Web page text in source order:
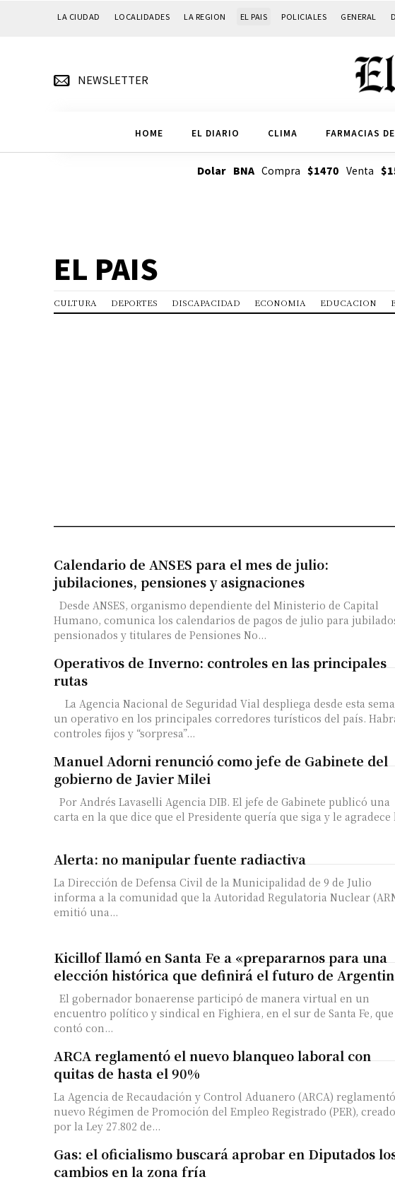
Suscribirme gratis
Dirección de correo
LA CIUDAD LOCALIDADES LA REGION EL PAIS POLICIALES GENERAL
NEWSLETTER
HOME EL DIARIO CLIMA FARMACIAS
Dolar BNACompra $1470 Venta
EL PAIS
CULTURA DEPORTES DISCAPACIDAD ECONOMIA EDUCACION
Calendario de ANSES para el mes de julio:
jubilaciones, pensiones y asignaciones
Desde ANSES, organismo dependiente del Ministerio de Capital
Humano, comunica los calendarios de pagos de julio para
pensionados y titulares de Pensiones No...
Operativos de Inverno: controles en las principales
rutas
La Agencia Nacional de Seguridad Vial despliega desde esta
un operativo en los principales corredores turísticos del país.
controles fijos y “sorpresa”...
Manuel Adorni renunció como jefe de Gabinete del
gobierno de Javier Milei
Por Andrés Lavaselli Agencia DIB. El jefe de Gabinete publicó una
carta en la que dice que el Presidente quería que siga y le agradece
Alerta: no manipular fuente radiactiva
La Dirección de Defensa Civil de la Municipalidad de 9 de Julio
informa a la comunidad que la Autoridad Regulatoria Nuclear
emitió una...
Kicillof llamó en Santa Fe a «prepararnos para una
elección histórica que definirá el futuro de
El gobernador bonaerense participó de manera virtual en un
encuentro político y sindical en Fighiera, en el sur de Santa Fe, que
contó con...
ARCA reglamentó el nuevo blanqueo laboral con
quitas de hasta el 90%
La Agencia de Recaudación y Control Aduanero (ARCA)
nuevo Régimen de Promoción del Empleo Registrado (PER), creado
por la Ley 27.802 de...
Gas: el oficialismo buscará aprobar en Diputados
cambios en la zona fría